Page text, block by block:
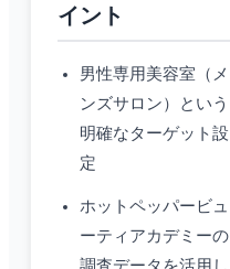
イント
男性専用美容室（メ
ンズサロン）という
明確なターゲット設
定
ホットペッパービュ
ーティアカデミーの